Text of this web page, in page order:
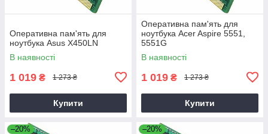
Оперативна пам'ять для
ноутбука Asus X450LN
В наявності
1 019 ₴ 1 273 ₴
Купити
Оперативна пам'ять для
ноутбука Acer Aspire 5551,
5551G
В наявності
1 019 ₴ 1 273 ₴
Купити
–20% –20%